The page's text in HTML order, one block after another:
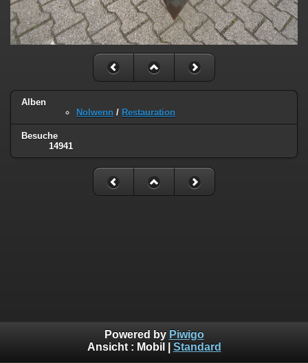
Alben
Nolwenn / Restauration
Besuche
14941
Powered by Piwigo
Ansicht : Mobil Standard